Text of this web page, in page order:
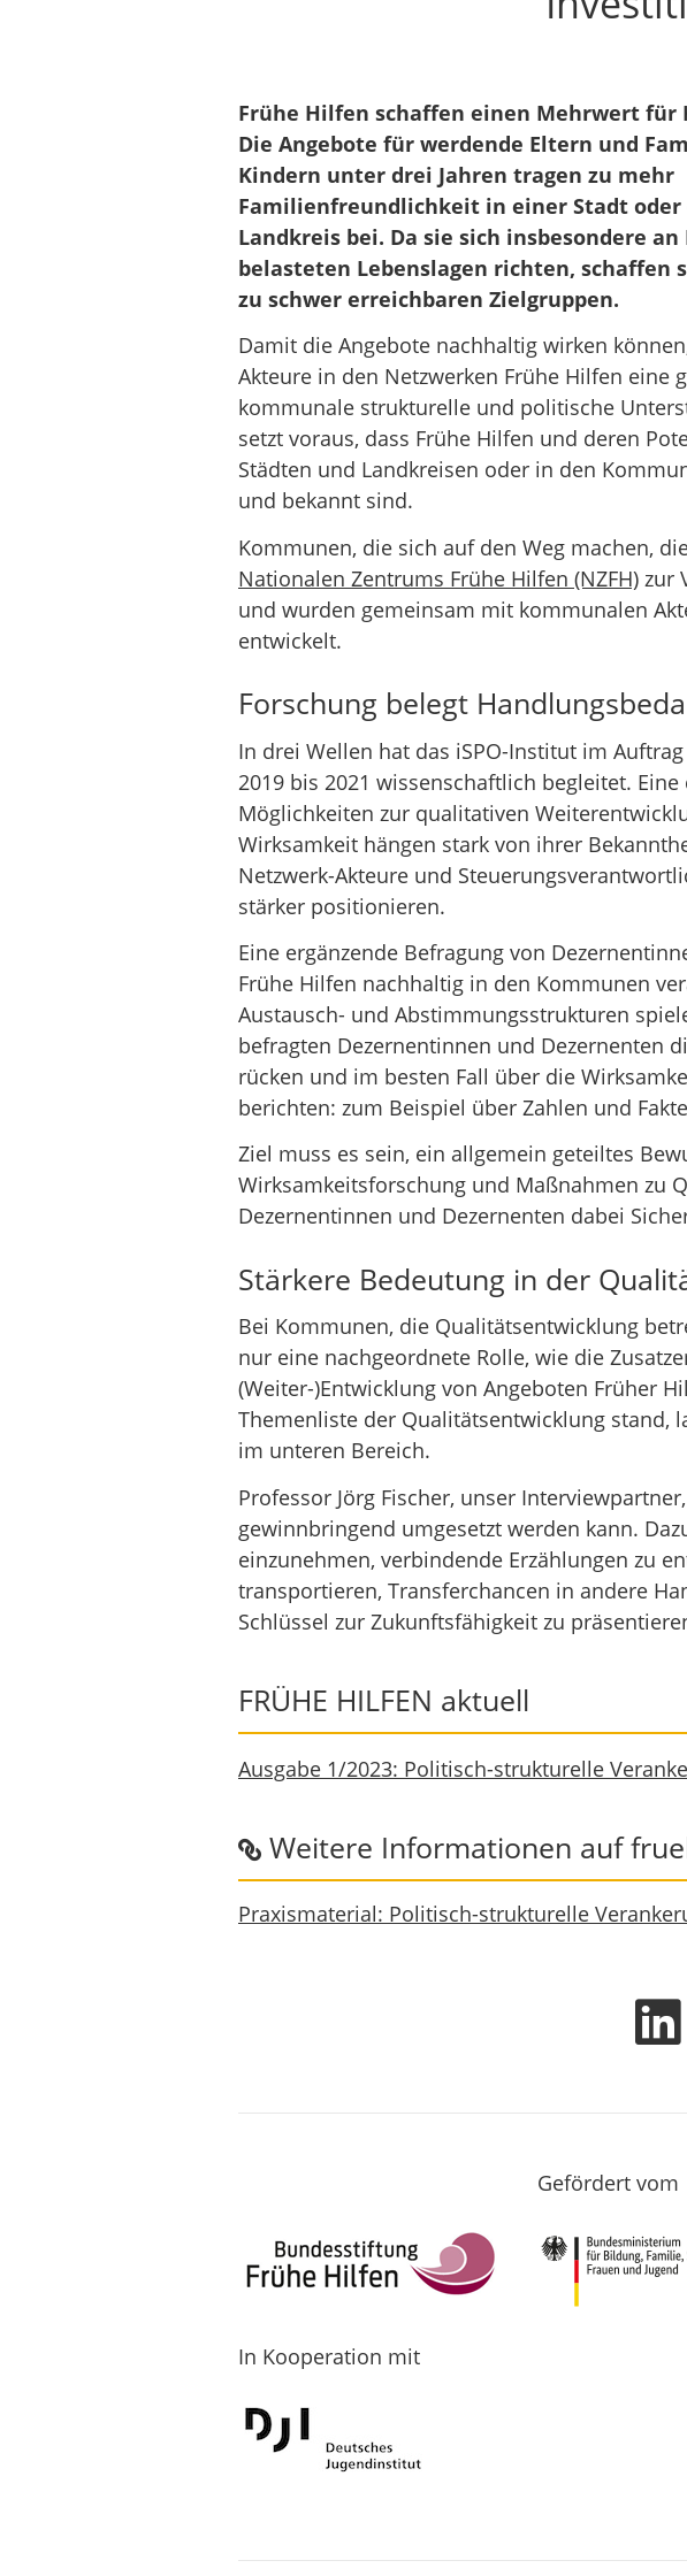
Frühe Hilfen schaffen einen Mehrwert für
Die Angebote für werdende Eltern und
Kindern unter drei Jahren tragen zu mehr
Familienfreundlichkeit in einer Stadt oder
Landkreis bei. Da sie sich insbesondere
belasteten Lebenslagen richten, schaffen
zu schwer erreichbaren Zielgruppen.
Damit die Angebote nachhaltig wirken
Akteure in den Netzwerken Frühe Hilfen eine
kommunale strukturelle und politische
setzt voraus, dass Frühe Hilfen und deren
Städten und Landkreisen oder in den
und bekannt sind.
Kommunen, die sich auf den Weg machen,
Nationalen Zentrums Frühe Hilfen (NZFH) zur
und wurden gemeinsam mit kommunalen
entwickelt.
Forschung belegt
In drei Wellen hat das iSPO-Institut im
2019 bis 2021 wissenschaftlich begleitet.
Möglichkeiten zur qualitativen
Wirksamkeit hängen stark von ihrer
Netzwerk-Akteure und
stärker positionieren.
Eine ergänzende Befragung von
Frühe Hilfen nachhaltig in den Kommunen
Austausch- und Abstimmungsstrukturen
befragten Dezernentinnen und Dezernenten
rücken und im besten Fall über die
berichten: zum Beispiel über Zahlen und
Ziel muss es sein, ein allgemein geteiltes
Wirksamkeitsforschung und Maßnahmen zu
Dezernentinnen und Dezernenten dabei
Stärkere Bedeutung in der
Bei Kommunen, die Qualitätsentwicklung
nur eine nachgeordnete Rolle, wie die
(Weiter-)Entwicklung von Angeboten Früher
Themenliste der Qualitätsentwicklung stand,
im unteren Bereich.
Professor Jörg Fischer, unser
gewinnbringend umgesetzt werden kann.
einzunehmen, verbindende Erzählungen zu
transportieren, Transferchancen in andere
Schlüssel zur Zukunftsfähigkeit zu
FRÜHE HILFEN aktuell
Ausgabe 1/2023: Politisch-strukturelle
Weitere Informationen auf
Praxismaterial: Politisch-strukturelle
Gefördert vom
In Kooperation mit